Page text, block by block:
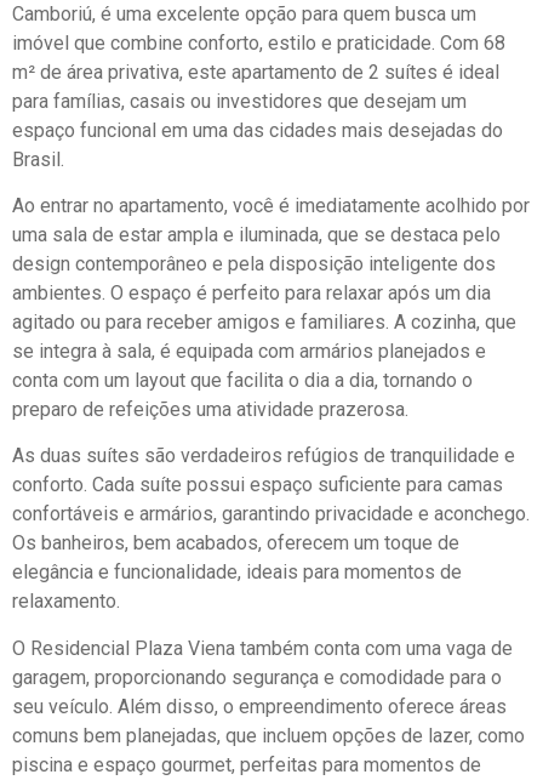
Camboriú, é uma excelente opção para quem busca um
imóvel que combine conforto, estilo e praticidade. Com 68
m² de área privativa, este apartamento de 2 suítes é ideal
para famílias, casais ou investidores que desejam um
espaço funcional em uma das cidades mais desejadas do
Brasil.
Ao entrar no apartamento, você é imediatamente acolhido por
uma sala de estar ampla e iluminada, que se destaca pelo
design contemporâneo e pela disposição inteligente dos
ambientes. O espaço é perfeito para relaxar após um dia
agitado ou para receber amigos e familiares. A cozinha, que
se integra à sala, é equipada com armários planejados e
conta com um layout que facilita o dia a dia, tornando o
preparo de refeições uma atividade prazerosa.
As duas suítes são verdadeiros refúgios de tranquilidade e
conforto. Cada suíte possui espaço suficiente para camas
confortáveis e armários, garantindo privacidade e aconchego.
Os banheiros, bem acabados, oferecem um toque de
elegância e funcionalidade, ideais para momentos de
relaxamento.
O Residencial Plaza Viena também conta com uma vaga de
garagem, proporcionando segurança e comodidade para o
seu veículo. Além disso, o empreendimento oferece áreas
comuns bem planejadas, que incluem opções de lazer, como
piscina e espaço gourmet, perfeitas para momentos de